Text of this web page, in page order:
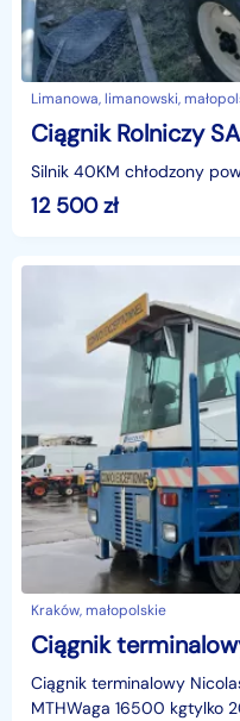
Limanowa, limanowski,
Ciągnik Rolniczy
Silnik 40KM chłodzony
12 500zł
Kraków, małopolskie
Ciągnik terminalowy
MTHWaga 16500 kgtylko